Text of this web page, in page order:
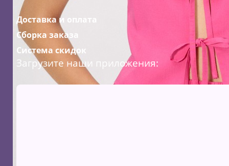
Доставка и оплата
Сборка заказа
Система скидок
Загрузите наши приложения: